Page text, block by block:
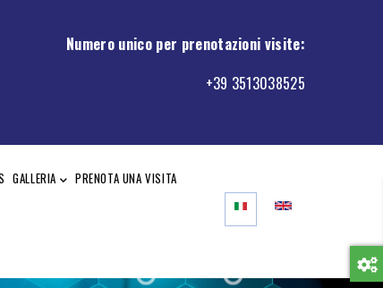
Numero unico per prenotazioni visite:
+39 3513038525
GALLERIA PRENOTA UNA VISITA